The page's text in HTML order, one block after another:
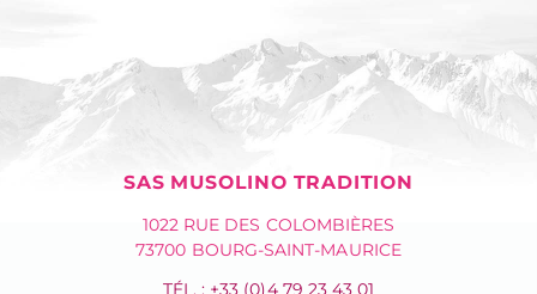
SAS MUSOLINO TRADITION
1022 RUE DES COLOMBIÈRES
73700 BOURG-SAINT-MAURICE
TÉL. : +33 (0)4 79 23 43 01